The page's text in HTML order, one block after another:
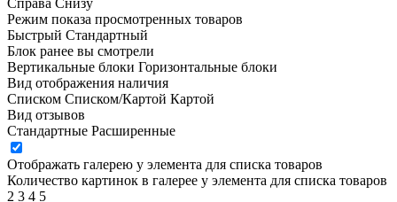
Справа Снизу
Режим показа просмотренных товаров
Быстрый Стандартный
Блок ранее вы смотрели
Вертикальные блоки Горизонтальные блоки
Вид отображения наличия
Списком Списком/Картой Картой
Вид отзывов
Стандартные Расширенные
Отображать галерею у элемента для списка товаров
Количество картинок в галерее у элемента для списка товаров
2 3 4 5